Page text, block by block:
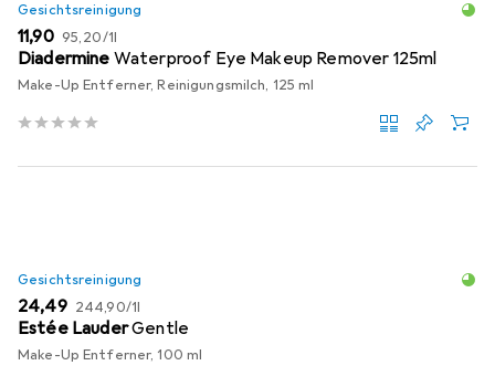
Gesichtsreinigung
EUR
11,90 EUR
95,20/1l
Diadermine Waterproof Eye Makeup Remover 125ml
Make-Up Entferner, Reinigungsmilch, 125 ml
Gesichtsreinigung
EUR
24,49 EUR
244,90/1l
Estée LauderGentle
Make-Up Entferner, 100 ml